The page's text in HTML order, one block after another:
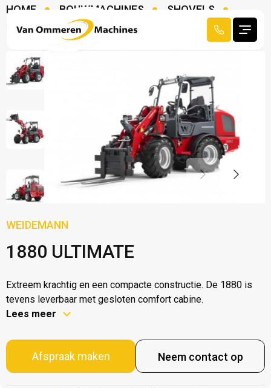
HOME BOUWMACHINES
SHOVELS
WEIDEMANN 1880 ULTIMATE
WEIDEMANN
1880 ULTIMATE
Extreem krachtig en een compacte constructie. De 1880 is
tevens leverbaar met gesloten comfort cabine.
Lees meer
Afspraak maken Neem contact op